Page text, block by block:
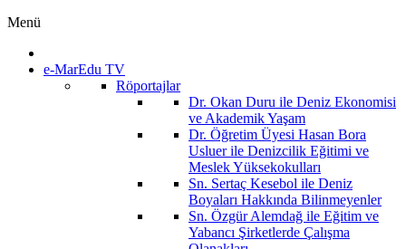
Menü
e-MarEdu TV
Röportajlar
Dr. Okan Duru ile Deniz Ekonomisi
ve Akademik Yaşam
Dr. Öğretim Üyesi Hasan Bora
Usluer ile Denizcilik Eğitimi ve
Meslek Yüksekokulları
Sn. Sertaç Kesebol ile Deniz
Boyaları Hakkında Bilinmeyenler
Sn. Özgür Alemdağ ile Eğitim ve
Yabancı Şirketlerde Çalışma